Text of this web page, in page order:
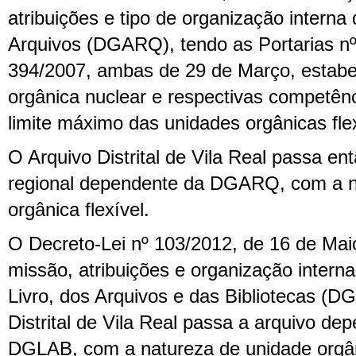
atribuições e tipo de organização interna
Arquivos (DGARQ), tendo as Portarias
394/2007, ambas de 29 de Março,
orgânica nuclear e respectivas
limite máximo das unidades orgânicas
O Arquivo Distrital de Vila Real passa
regional dependente da DGARQ, com a
orgânica flexível.
O Decreto-Lei nº 103/2012, de 16 de
missão, atribuições e organização
Livro, dos Arquivos e das Bibliotecas
Distrital de Vila Real passa a arquivo
DGLAB, com a natureza de unidade